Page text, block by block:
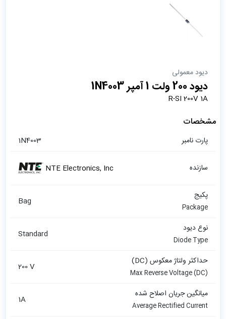
دیود معمولی
دیود 200 ولت 1 آمپر 1N4003
R-SI 200V 1A
مشخصات
پارت نامبر 1N4003
سازنده NTE Electronics, Inc
پکیج
Package
Bag
نوع دیود
Diode Type
Standard
حداکثر ولتاژ معکوس (DC)
Max Reverse Voltage (DC)
200 V
میانگین جریان اصلاح شده
Average Rectified Current
1A